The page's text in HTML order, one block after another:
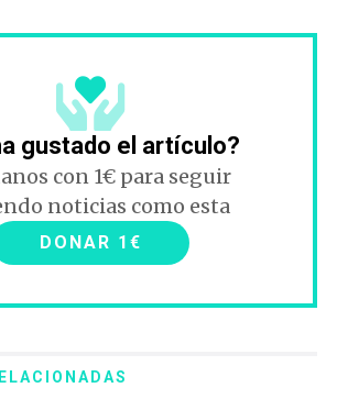
gustado el artículo?
con 1€ para seguir
noticias como esta
DONAR 1€